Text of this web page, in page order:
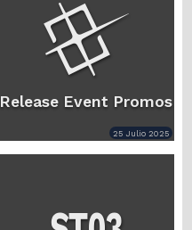
Release Event Promos
25 Julio 2025